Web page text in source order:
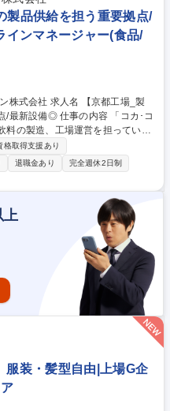
製品供給を担う重要拠点/
インマネージャー(食品/
【京都工場_製
の内容 「コカ･コ
料の製造、工場運営を担っていた
い環境づくり等、自身が興味あ
ます。 ＜具体的には＞
化,自働化の進む最新機器を始め
,設備の検討や改造のリード ■新製
けた製造技術の構築及び検証 ■各
プログラムに準じたサニテーシ
格取得支援あり
退職金あり
完全週休2日制
上
服装・髪型自由|上場G企